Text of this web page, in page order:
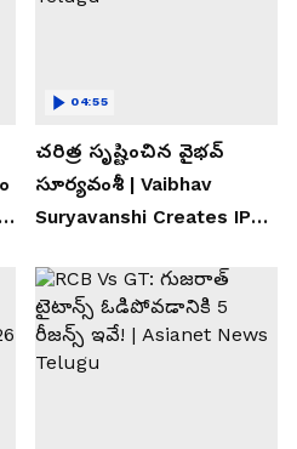
చరిత్ర సృష్టించిన వైభవ్
సూర్యవంశీ | Vaibhav
Suryavanshi Creates IPL
Telugu
04:55